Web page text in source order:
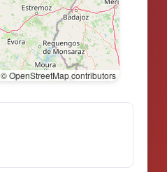
© OpenStreetMap contributors